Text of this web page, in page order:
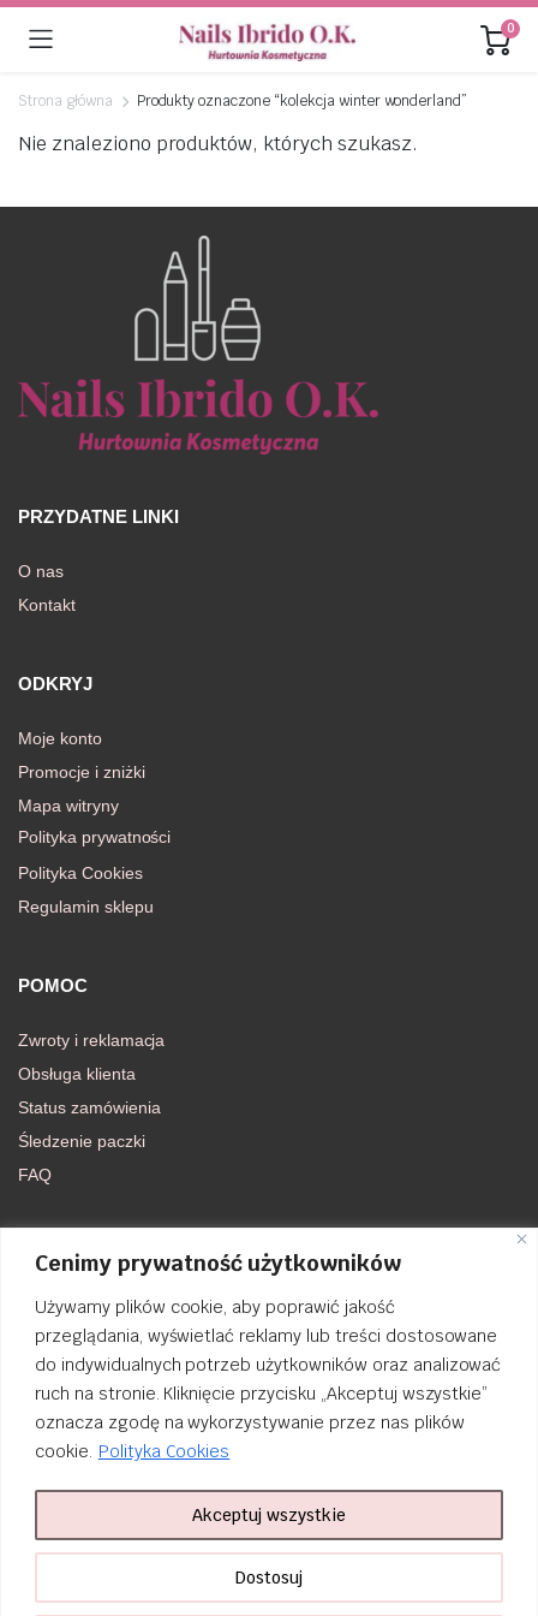
Cenimy prywatność użytkowników
Używamy plików cookie, aby poprawić jakość
przeglądania, wyświetlać reklamy lub treści dostosowane
do indywidualnych potrzeb użytkowników oraz analizować
ruch na stronie. Kliknięcie przycisku „Akceptuj wszystkie”
oznacza zgodę na wykorzystywanie przez nas plików
cookie. Polityka Cookies
Dostosuj
Akceptuj wszystkie
0
Strona główna Produkty oznaczone “kolekcja winter wonderland”
Nie znaleziono produktów, których szukasz.
PRZYDATNE LINKI
O nas
Kontakt
ODKRYJ
Moje konto
Promocje i zniżki
Mapa witryny
Polityka prywatności
Polityka Cookies
Regulamin sklepu
POMOC
Zwroty i reklamacja
Obsługa klienta
Status zamówienia
Śledzenie paczki
FAQ
DOŁĄCZ DO NAS
FACEBOOK
INSTAGRAM
nailsibrido.pl Copyright © 2024BSK Media– Part ofBSK Group. All